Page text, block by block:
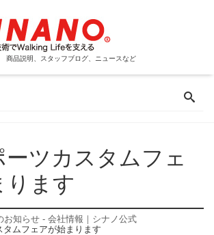
品説明、スタッフブログ、ニュースなど
ツカスタムフェ
ります
お知らせ - 会社情報｜シナノ公式
ムフェアが始まります